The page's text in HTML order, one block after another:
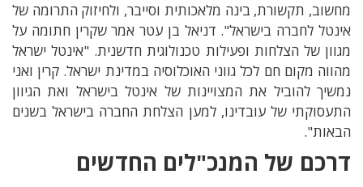
מחשוב, תקשורת, בינה מלאכותית וסייבר, ולחיזוק התרומה של
אינטל לחברה בישראל". דניאל בן עטר אמר שקרין חתומה על
מגוון של הצלחות ופעילות טכנולוגית חדשנית. "אינטל ישראל
מהווה מקום חם לכל גווני האוכלוסיה במדינת ישראל. קרין ואני
נמשיך להוביל את המצויינות של אינטל בישראל ואת הגיוון
התעסוקתי של עובדינו,למען הצלחת החברה בישראל בשנים
הבאות".
דרכם של המנכ"לים החדשים